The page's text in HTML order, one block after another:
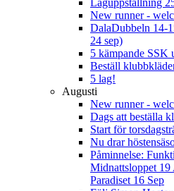
New runner -
DalaDubbeln 14-
24 sep)
5 kämpande SSK
Beställ
5 lag!
Augusti
New runner -
Dags att beställa
Start för
Nu drar
Påminnelse:
Midnattsloppet
Paradiset 16 Sep